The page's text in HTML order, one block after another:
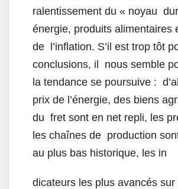
ralentissement du « noyau
énergie, produits alimentaires
de l’inflation. S’il est trop tôt
conclusions, il nous semble
la tendance se poursuive :
prix de l’énergie, des biens
du fret sont en net repli, les
les chaînes de production
au plus bas historique, les in
dicateurs les plus avancés sur